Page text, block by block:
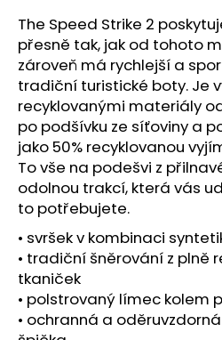
hvězdiček.
The Speed Strike 2
přesně tak, jak od tohoto
zároveň má rychlejší a
tradiční turistické boty. Je
recyklovanými materiály
po podšívku ze síťoviny a
jako 50% recyklovanou
To vše na podešvi z
odolnou trakcí, která vás
to potřebujete.
• svršek v kombinaci
• tradiční šněrování z plně
tkaniček
• polstrovaný límec kolem
• ochranná a
HLEDAT
D
o
p
o
r
u
č
u
j
e
m